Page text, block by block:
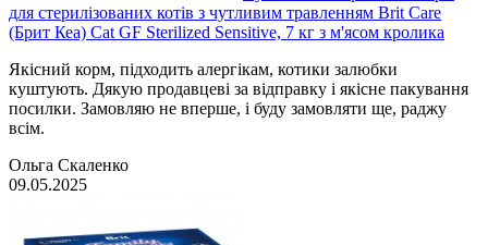
для стерилізованих котів з чутливим травленням Brit Care
(Брит Кеа) Cat GF Sterilized Sensitive, 7 кг з м'ясом кролика
Якісний корм, підходить алергікам, котики залюбки
куштують. Дякую продавцеві за відправку і якісне пакування
посилки. Замовляю не вперше, і буду замовляти ще, раджу
всім.
Ольга Скаленко
09.05.2025